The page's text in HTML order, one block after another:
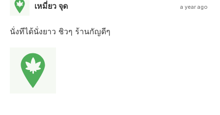
เหมี่ยว จุด a year ago
นั่งทีได้นั่งยาว ชิวๆ ร้านกัญดีๆ